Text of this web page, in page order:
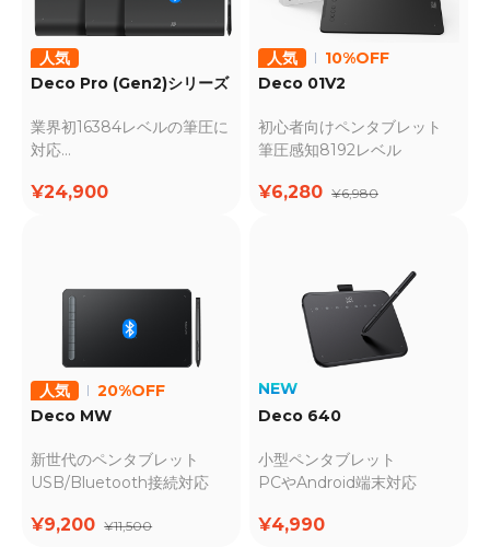
人気
Deco Pro (Gen2)シリーズ
業界初16384レベルの筆圧に
対応
¥24,900
人気
10%OFF
Deco 01V2
初心者向けペンタブレット
筆圧感知8192レベル
¥6,280 ¥6,980
人気
20%OFF
Deco MW
新世代のペンタブレット
USB/Bluetooth接続対応
¥9,200 ¥11,500
NEW
Deco 640
小型ペンタブレット
PCやAndroid端末対応
¥4,990